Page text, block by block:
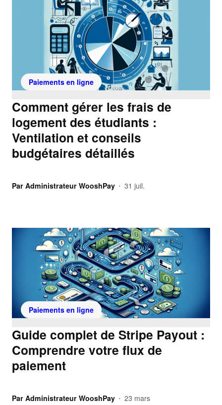
Paiements en ligne
Comment gérer les frais de
logement des étudiants :
Ventilation et conseils
budgétaires détaillés
Par Administrateur WooshPay • 31 juil.
Paiements en ligne
Guide complet de Stripe Payout :
Comprendre votre flux de
paiement
Par Administrateur WooshPay • 23 mars